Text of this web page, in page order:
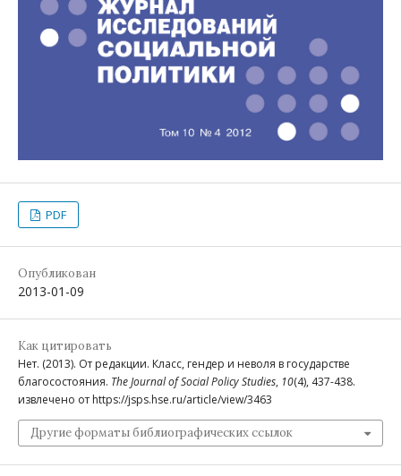
PDF
Опубликован
2013-01-09
Как цитировать
Нет. (2013). От редакции. Класс, гендер и неволя в государстве
благосостояния. The Journal of Social Policy Studies, 10(4), 437-438.
извлечено от https://jsps.hse.ru/article/view/3463
Другие форматы библиографических ссылок